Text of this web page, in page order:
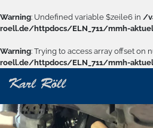
Warning: Undefined variable $zeile6 in /
roell.de/httpdocs/ELN_711/mmh-
Warning: Trying to access array offset on
roell.de/httpdocs/ELN_711/mmh-